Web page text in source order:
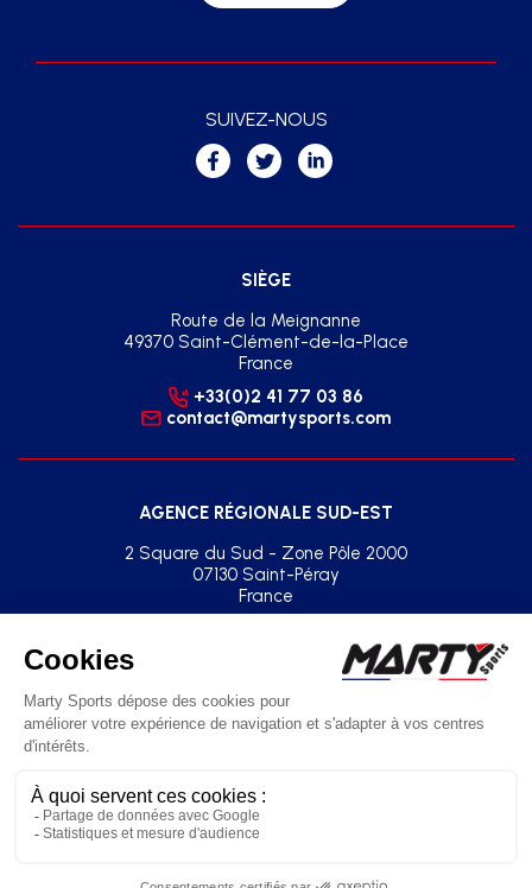
SIÈGE
Route de la Meignanne
49370 Saint-Clément-de-la-Place
France
+33(0)2 41 77 03 86
contact@martysports.com
AGENCE RÉGIONALE SUD-EST
2 Square du Sud - Zone Pôle 2000
07130 Saint-Péray
France
agence.sud.est@martysports.com
SUIVEZ-NOUS